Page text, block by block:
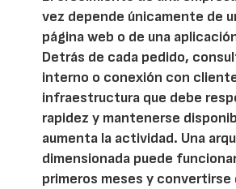
vez depende únicamente de
página web o de una
Detrás de cada pedido,
interno o conexión con
infraestructura que debe
rapidez y mantenerse
aumenta la actividad. Una
dimensionada puede
primeros meses y convertirse